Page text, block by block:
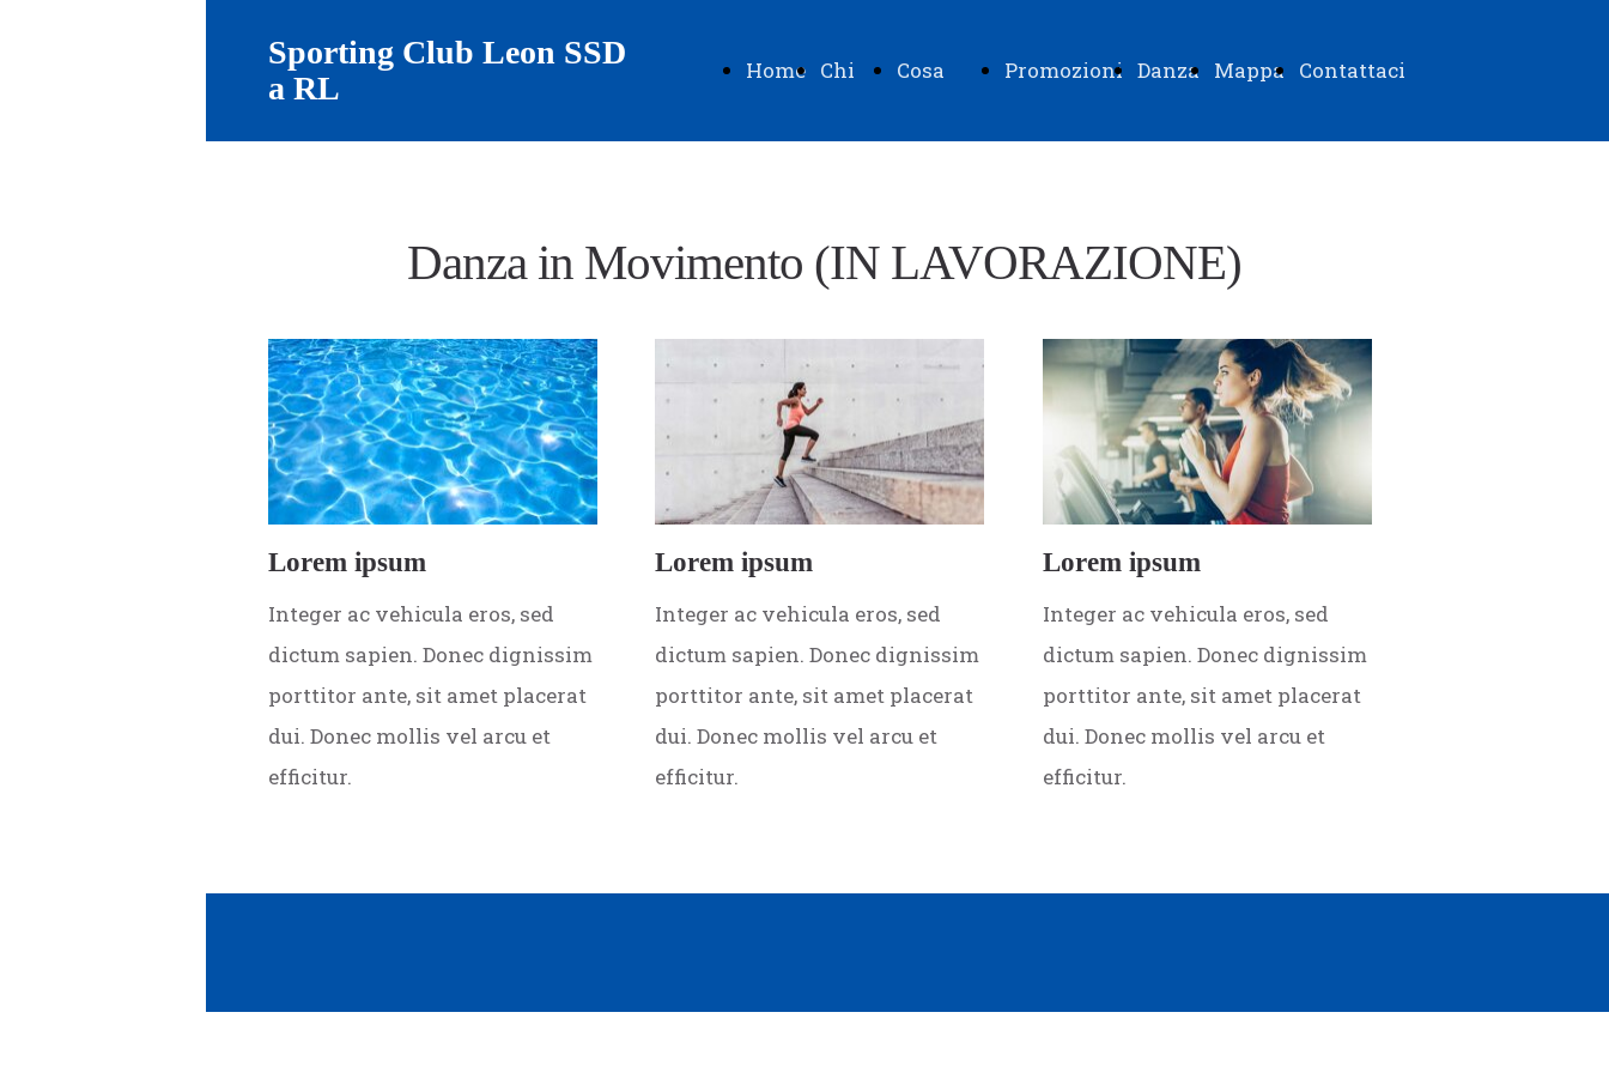
Home Chi Cosa Promozioni Danza Mappa Contattaci
Sporting Club Leon SSD
a RL
Danza in Movimento (IN LAVORAZIONE)
Lorem ipsum Lorem ipsum Lorem ipsum
Integer ac vehicula eros, sed
dictum sapien. Donec dignissim
porttitor ante, sit amet placerat
dui. Donec mollis vel arcu et
efficitur.
Integer ac vehicula eros, sed
dictum sapien. Donec dignissim
porttitor ante, sit amet placerat
dui. Donec mollis vel arcu et
efficitur.
Integer ac vehicula eros, sed
dictum sapien. Donec dignissim
porttitor ante, sit amet placerat
dui. Donec mollis vel arcu et
efficitur.